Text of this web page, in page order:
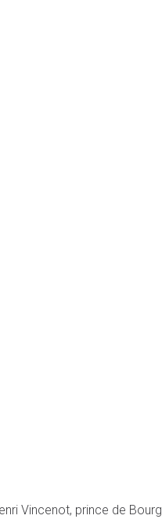
Vincenot, prince de